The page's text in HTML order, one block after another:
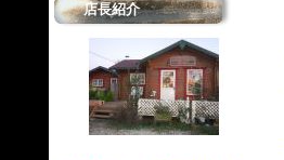
店長紹介